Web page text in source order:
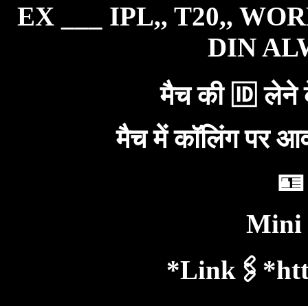
EX ___ IPL,, T20,,
DIN
मैच की 🆔 लेने
मैच में कॉलिंग पर
Mini